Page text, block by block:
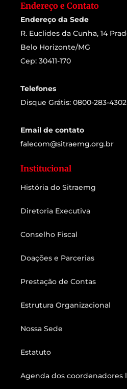
Endereço e Contato
Endereço da Sede
R. Euclides da Cunha, 14
Belo Horizonte/MG
Cep: 30411-170
Telefones
Disque Grátis: 0800-283-4302
Email de contato
falecom@sitraemg.org.br
Institucional
História do Sitraemg
Diretoria Executiva
Conselho Fiscal
Doações e Parcerias
Prestação de Contas
Estrutura Organizacional
Nossa Sede
Estatuto
Agenda dos coordenadores